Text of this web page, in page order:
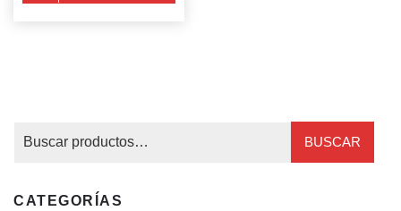
BUSCAR
CATEGORÍAS